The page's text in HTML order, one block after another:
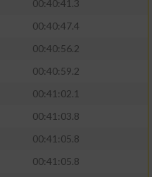
00:40:41.3
00:40:47.4
00:40:56.2
00:40:59.2
00:41:02.1
00:41:03.8
00:41:05.8
00:41:05.8